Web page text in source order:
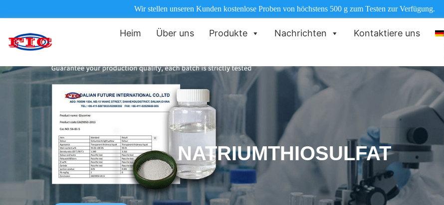
Wir stellen unseren Kunden kostenlose Proben von höchstens 500 g zum Testen zur Verfügung.
Heim Über uns Produkte Nachrichten Kontaktiere uns
NATRIUMTHIOSULFAT